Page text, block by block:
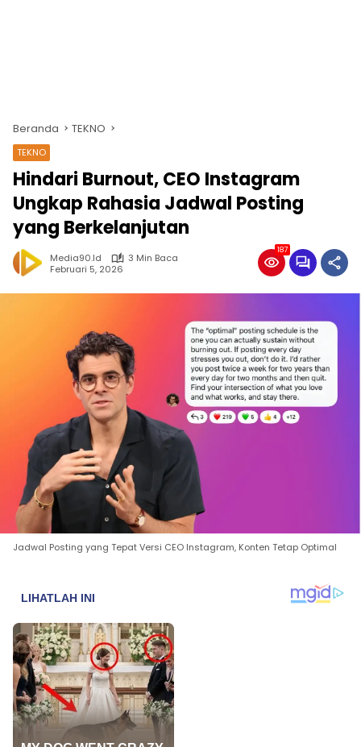
Beranda TEKNO
TEKNO
Hindari Burnout, CEO Instagram
Ungkap Rahasia Jadwal Posting
yang Berkelanjutan
Media90.id
3 Min Baca
Februari 5, 2026
187
Jadwal Posting yang Tepat Versi CEO Instagram, Konten Tetap Optimal